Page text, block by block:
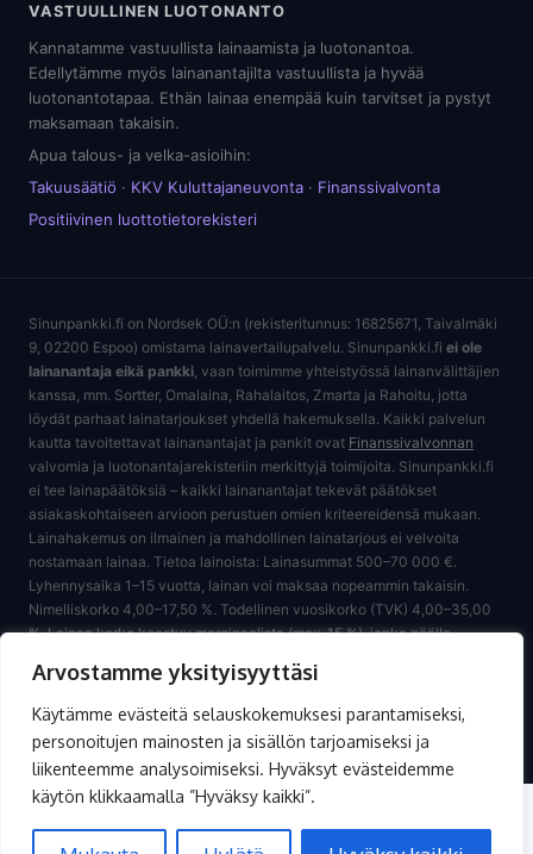
Arvostamme yksityisyyttäsi
Käytämme evästeitä selauskokemuksesi parantamiseksi,
personoitujen mainosten ja sisällön tarjoamiseksi ja
liikenteemme analysoimiseksi. Hyväksyt evästeidemme
käytön klikkaamalla ”Hyväksy kaikki”.
VASTUULLINEN LUOTONANTO
Kannatamme vastuullista lainaamista ja luotonantoa.
Edellytämme myös lainanantajilta vastuullista ja hyvää
luotonantotapaa. Ethän lainaa enempää kuin tarvitset ja pystyt
maksamaan takaisin.
Apua talous- ja velka-asioihin:
Takuusäätiö · KKV Kuluttajaneuvonta · Finanssivalvonta
Positiivinen luottotietorekisteri
Sinunpankki.fi on Nordsek OÜ:n (rekisteritunnus: 16825671, Taivalmäki
9, 02200 Espoo) omistama lainavertailupalvelu. Sinunpankki.fi ei ole
lainanantaja eikä pankki , vaan toimimme yhteistyössä lainanvälittäjien
kanssa, mm. Sortter, Omalaina, Rahalaitos, Zmarta ja Rahoitu, jotta
löydät parhaat lainatarjoukset yhdellä hakemuksella. Kaikki palvelun
kautta tavoitettavat lainanantajat ja pankit ovat Finanssivalvonnan
valvomia ja luotonantajarekisteriin merkittyjä toimijoita. Sinunpankki.fi
ei tee lainapäätöksiä – kaikki lainanantajat tekevät päätökset
asiakaskohtaiseen arvioon perustuen omien kriteereidensä mukaan.
Lainahakemus on ilmainen ja mahdollinen lainatarjous ei velvoita
nostamaan lainaa. Tietoa lainoista: Lainasummat 500–70 000 €.
Lyhennysaika 1–15 vuotta, lainan voi maksaa nopeammin takaisin.
Nimelliskorko 4,00–17,50 %. Todellinen vuosikorko (TVK) 4,00–35,00
%. Lainan korko koostuu marginaalista (max. 15 %), jonka päälle
viitekorko. Kulutusluottojen korkokatto 1.1.–30.6.2026: 15 % +
viitekorko 2,5 % = enintään 17,5 %. Sinulla on kuluttajansuojalain
mukainen 14 vuorokauden perumisoikeus kuluttajaluottosopimukseen.
© 2026 sinunpankki.fi